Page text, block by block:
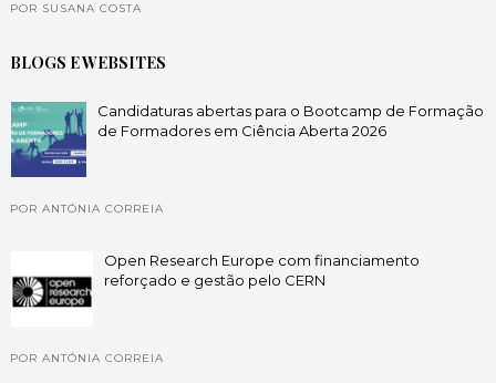
POR SUSANA COSTA
BLOGS E WEBSITES
Candidaturas abertas para o Bootcamp de Formação
de Formadores em Ciência Aberta 2026
POR ANTÓNIA CORREIA
Open Research Europe com financiamento
reforçado e gestão pelo CERN
POR ANTÓNIA CORREIA